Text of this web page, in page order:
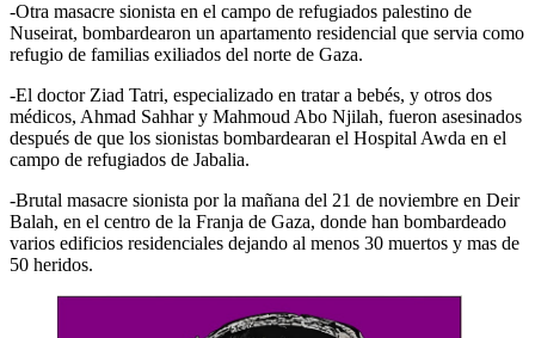
-Otra masacre sionista en el campo de refugiados palestino de
Nuseirat, bombardearon un apartamento residencial que servia como
refugio de familias exiliados del norte de Gaza.
-El doctor Ziad Tatri, especializado en tratar a bebés, y otros dos
médicos, Ahmad Sahhar y Mahmoud Abo Njilah, fueron asesinados
después de que los sionistas bombardearan el Hospital Awda en el
campo de refugiados de Jabalia.
-Brutal masacre sionista por la mañana del 21 de noviembre en Deir
Balah, en el centro de la Franja de Gaza, donde han bombardeado
varios edificios residenciales dejando al menos 30 muertos y mas de
50 heridos.